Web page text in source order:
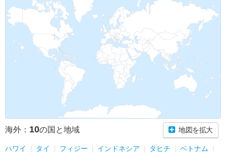
海外： 10の国と地域 地図を拡大
ハワイ タイ フィジー インドネシア タヒチ
ベトナム